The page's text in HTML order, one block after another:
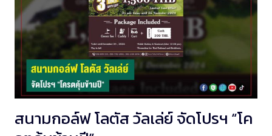
สนามกอล์ฟ โลตัส วัลเล่ย์ จัดโปรฯ “โค